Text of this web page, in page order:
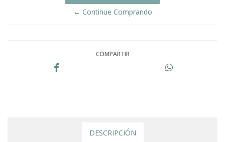
← Continue Comprando
COMPARTIR
DESCRIPCIÓN